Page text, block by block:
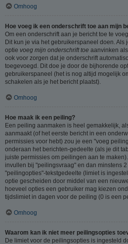
Omhoog
Hoe voeg ik een onderschrift toe aan mijn
Om een onderschrift aan je bericht toe te
Dit kun je via het gebruikerspaneel doen. Als
optie voeg mijn onderschrift toe aanvinken
ook voor zorgen dat je onderschrift
toegevoegd. Dit doe je door de bijhorende
gebruikerspaneel (het is nog altijd mogelijk
schakelen als je het bericht plaatst).
Omhoog
Hoe maak ik een peiling?
Een peiling aanmaken is heel gemakkelijk,
aanmaakt (of het eerste bericht in een
permissies voor hebt) zou je een "voeg
onderaan het berichten-gedeelte (als je dit
juiste permissies om peilingen aan te
invullen bij "peilingsvraag" en dan minstens
"peilingopties"-tekstgedeelte (limiet is
optie gescheiden door middel van een
hoeveel opties een gebruiker mag kiezen
tijdslimiet in dagen voor de peiling (0 is een
Omhoog
Waarom kan ik niet meer peilingsopties
De limiet voor de peilingsopties is ingesteld